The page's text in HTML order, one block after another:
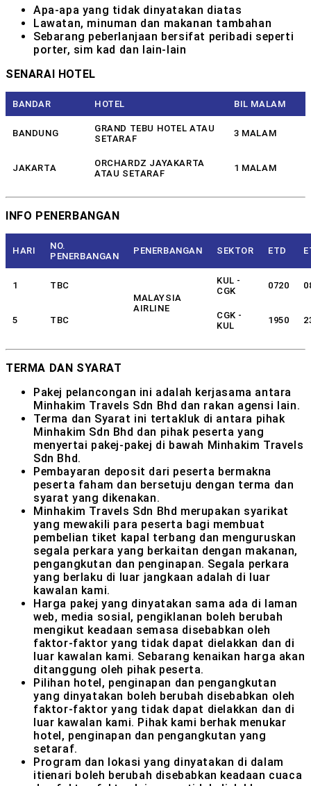
Apa-apa yang tidak dinyatakan diatas
Lawatan, minuman dan makanan tambahan
Sebarang peberlanjaan bersifat peribadi seperti
porter, sim kad dan lain-lain
SENARAI HOTEL
BANDAR HOTEL BIL MALAM
BANDUNG
GRAND TEBU HOTEL ATAU
SETARAF
3 MALAM
JAKARTA
ORCHARDZ JAYAKARTA
ATAU SETARAF
1 MALAM
INFO PENERBANGAN
HARI
NO.
PENERBANGAN
PENERBANGAN SEKTOR ETD
1
TBC
MALAYSIA
AIRLINE
KUL -
CGK
0720
5 TBC
CGK -
KUL
1950
TERMA DAN SYARAT
Pakej pelancongan ini adalah kerjasama antara
Minhakim Travels Sdn Bhd dan rakan agensi lain.
Terma dan Syarat ini tertakluk di antara pihak
Minhakim Sdn Bhd dan pihak peserta yang
menyertai pakej-pakej di bawah Minhakim Travels
Sdn Bhd.
Pembayaran deposit dari peserta bermakna
peserta faham dan bersetuju dengan terma dan
syarat yang dikenakan.
Minhakim Travels Sdn Bhd merupakan syarikat
yang mewakili para peserta bagi membuat
pembelian tiket kapal terbang dan menguruskan
segala perkara yang berkaitan dengan makanan,
pengangkutan dan penginapan. Segala perkara
yang berlaku di luar jangkaan adalah di luar
kawalan kami.
Harga pakej yang dinyatakan sama ada di laman
web, media sosial, pengiklanan boleh berubah
mengikut keadaan semasa disebabkan oleh
faktor-faktor yang tidak dapat dielakkan dan di
luar kawalan kami. Sebarang kenaikan harga akan
ditanggung oleh pihak peserta.
Pilihan hotel, penginapan dan pengangkutan
yang dinyatakan boleh berubah disebabkan oleh
faktor-faktor yang tidak dapat dielakkan dan di
luar kawalan kami. Pihak kami berhak menukar
hotel, penginapan dan pengangkutan yang
setaraf.
Program dan lokasi yang dinyatakan di dalam
itienari boleh berubah disebabkan keadaan cuaca